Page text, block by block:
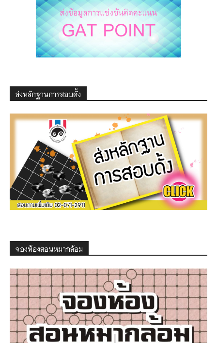
ส่งหลักฐานการสอบดั้ง
จองห้องสอนหมากล้อม